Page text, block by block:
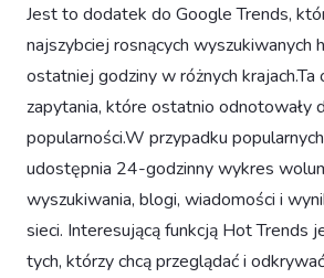
Jest to dodatek do Google Trends,
najszybciej rosnących wyszukiwanych
ostatniej godziny w różnych krajach.Ta
zapytania, które ostatnio odnotowały
popularności.W przypadku
udostępnia 24-godzinny wykres
wyszukiwania, blogi, wiadomości i
sieci. Interesującą funkcją Hot Trends
tych, którzy chcą przeglądać i